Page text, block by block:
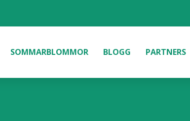
SOMMARBLOMMOR BLOGG PARTNERS